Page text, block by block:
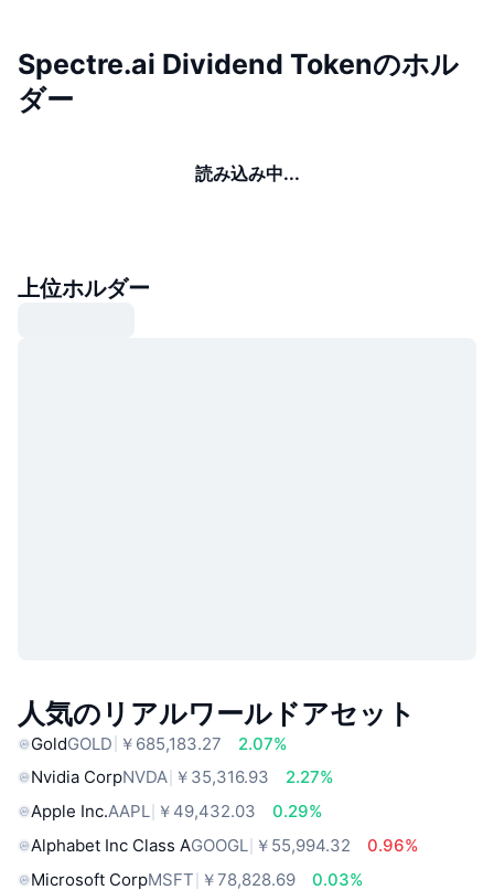
Spectre.ai Dividend Tokenのホル
ダー
読み込み中...
上位ホルダー
人気のリアルワールドアセット
GoldGOLD ￥685,183.27
2.07%
Nvidia CorpNVDA ￥35,316.93
2.27%
Apple Inc.AAPL ￥49,432.03
0.29%
Alphabet Inc Class AGOOGL ￥55,994.32
0.96%
Microsoft CorpMSFT ￥78,828.69
0.03%